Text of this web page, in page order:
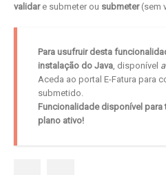
validare submeter ou submeter(sem
Para usufruir desta
instalação do Java, disponível
Aceda ao portal E-Fatura para
submetido.
Funcionalidade disponível
plano ativo!